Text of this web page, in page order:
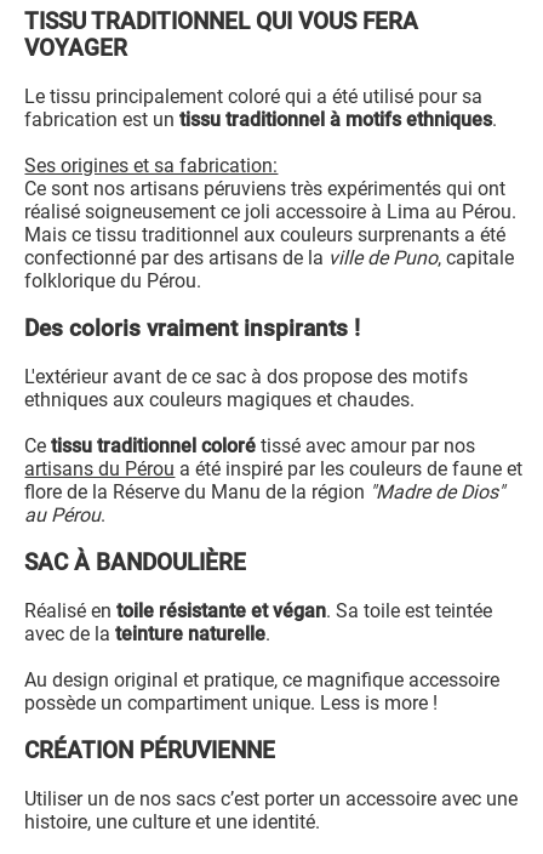
TISSU TRADITIONNEL QUI VOUS FERA
VOYAGER
Le tissu principalement coloré qui a été utilisé pour sa
fabrication est untissu traditionnel à motifs ethniques.
Ses origines et sa fabrication:
Ce sont nos artisans péruviens très expérimentés qui ont
réalisé soigneusement ce joli accessoire à Lima au Pérou.
Mais ce tissu traditionnel aux couleurs surprenants a été
confectionné par des artisans de la ville de Puno, capitale
folklorique du Pérou.
Des coloris vraiment inspirants !
L'extérieur avant de ce sac à dos propose des motifs
ethniques aux couleurs magiques et chaudes.
Cetissu traditionnel coloré tissé avec amour par nos
artisans du Pérou a été inspiré par les couleurs de faune et
flore de la Réserve du Manu de la région "Madre de Dios"
au Pérou.
SAC À BANDOULIÈRE
Réalisé entoile résistante et végan. Sa toile est teintée
avec de lateinture naturelle.
Au design original et pratique, ce magnifique accessoire
possède un compartiment unique. Less is more !
CRÉATION PÉRUVIENNE
Utiliser un de nos sacs c’est porter un accessoire avec une
histoire, une culture et une identité.